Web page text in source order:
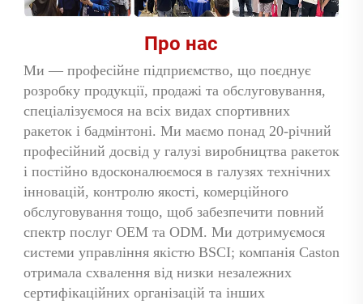
Про нас
Ми — професійне підприємство, що поєднує
розробку продукції, продажі та обслуговування,
спеціалізуємося на всіх видах спортивних
ракеток і бадмінтоні. Ми маємо понад 20-річний
професійний досвід у галузі виробництва ракеток
і постійно вдосконалюємося в галузях технічних
інновацій, контролю якості, комерційного
обслуговування тощо, щоб забезпечити повний
спектр послуг OEM та ODM. Ми дотримуємося
системи управління якістю BSCI; компанія Caston
отримала схвалення від низки незалежних
сертифікаційних організацій та інших